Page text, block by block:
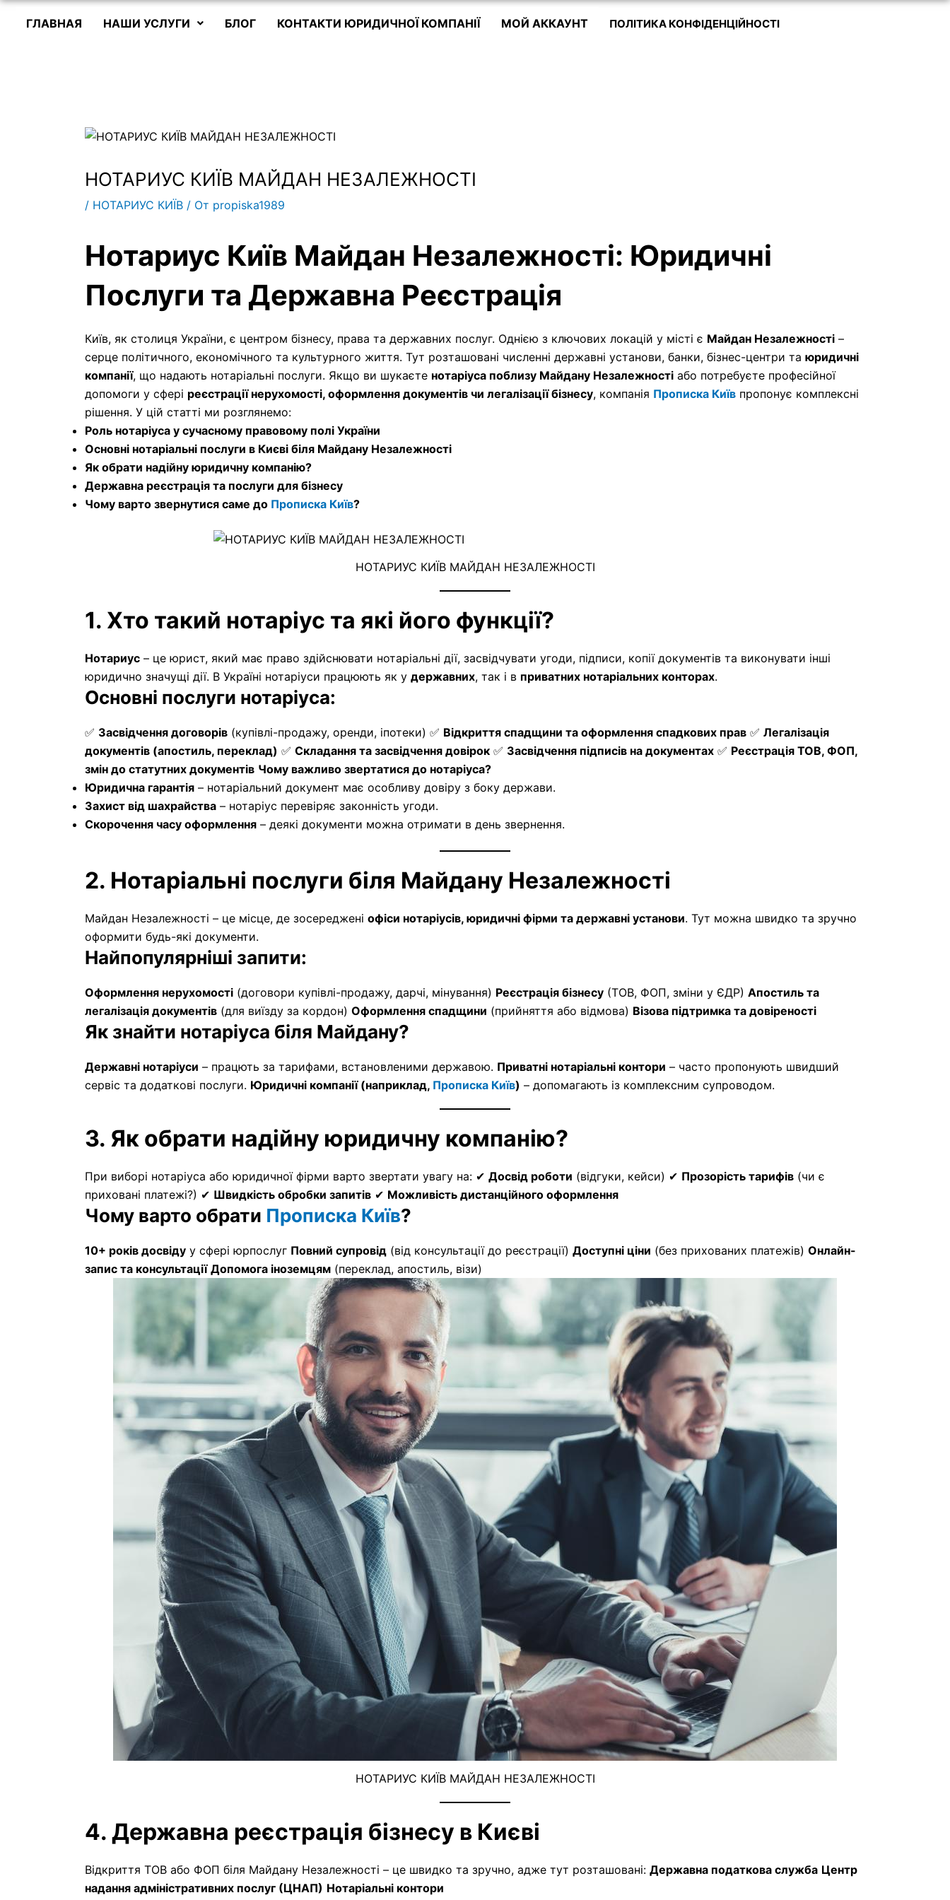
ГЛАВНАЯ НАШИ УСЛУГИ БЛОГ КОНТАКТИ ЮРИДИЧНОЇ КОМПАНІЇ МОЙ АККАУНТ ПОЛІТИКА КОНФІДЕНЦІЙНОСТІ
НОТАРИУС КИЇВ МАЙДАН НЕЗАЛЕЖНОСТІ
/ НОТАРИУС КИЇВ / От propiska1989
Нотариус Київ Майдан Незалежності: Юридичні
Послуги та Державна Реєстрація
Київ, як столиця України, є центром бізнесу, права та державних послуг. Однією з ключових локацій у місті є Майдан Незалежності –
серце політичного, економічного та культурного життя. Тут розташовані численні державні установи, банки, бізнес-центри та юридичні
компанії, що надають нотаріальні послуги. Якщо ви шукаєте нотаріуса поблизу Майдану Незалежності або потребуєте професійної
допомоги у сфері реєстрації нерухомості, оформлення документів чи легалізації бізнесу, компанія Прописка Київ пропонує комплексні
рішення. У цій статті ми розглянемо:
Роль нотаріуса у сучасному правовому полі України
Основні нотаріальні послуги в Києві біля Майдану Незалежності
Як обрати надійну юридичну компанію?
Державна реєстрація та послуги для бізнесу
Чому варто звернутися саме до Прописка Київ?
НОТАРИУС КИЇВ МАЙДАН НЕЗАЛЕЖНОСТІ
1. Хто такий нотаріус та які його функції?
Нотариус – це юрист, який має право здійснювати нотаріальні дії, засвідчувати угоди, підписи, копії документів та виконувати інші
юридично значущі дії. В Україні нотаріуси працюють як у державних, так і в приватних нотаріальних конторах.
Основні послуги нотаріуса:
✅ Засвідчення договорів (купівлі-продажу, оренди, іпотеки) ✅ Відкриття спадщини та оформлення спадкових прав ✅ Легалізація
документів (апостиль, переклад) ✅ Складання та засвідчення довірок ✅ Засвідчення підписів на документах ✅ Реєстрація ТОВ, ФОП,
змін до статутних документів Чому важливо звертатися до нотаріуса?
Юридична гарантія – нотаріальний документ має особливу довіру з боку держави.
Захист від шахрайства – нотаріус перевіряє законність угоди.
Скорочення часу оформлення – деякі документи можна отримати в день звернення.
2. Нотаріальні послуги біля Майдану Незалежності
Майдан Незалежності – це місце, де зосереджені офіси нотаріусів, юридичні фірми та державні установи. Тут можна швидко та зручно
оформити будь-які документи.
Найпопулярніші запити:
Оформлення нерухомості (договори купівлі-продажу, дарчі, мінування) Реєстрація бізнесу (ТОВ, ФОП, зміни у ЄДР) Апостиль та
легалізація документів (для виїзду за кордон) Оформлення спадщини (прийняття або відмова) Візова підтримка та довіреності
Як знайти нотаріуса біля Майдану?
Державні нотаріуси – працють за тарифами, встановленими державою. Приватні нотаріальні контори – часто пропонують швидший
сервіс та додаткові послуги. Юридичні компанії (наприклад, Прописка Київ) – допомагають із комплексним супроводом.
3. Як обрати надійну юридичну компанію?
При виборі нотаріуса або юридичної фірми варто звертати увагу на: ✔ Досвід роботи (відгуки, кейси) ✔ Прозорість тарифів (чи є
приховані платежі?) ✔ Швидкість обробки запитів ✔ Можливість дистанційного оформлення
Чому варто обрати Прописка Київ?
10+ років досвіду у сфері юрпослуг Повний супровід (від консультації до реєстрації) Доступні ціни (без прихованих платежів) Онлайн-
запис та консультації Допомога іноземцям (переклад, апостиль, візи)
НОТАРИУС КИЇВ МАЙДАН НЕЗАЛЕЖНОСТІ
4. Державна реєстрація бізнесу в Києві
Відкриття ТОВ або ФОП біля Майдану Незалежності – це швидко та зручно, адже тут розташовані: Державна податкова служба Центр
надання адміністративних послуг (ЦНАП) Нотаріальні контори